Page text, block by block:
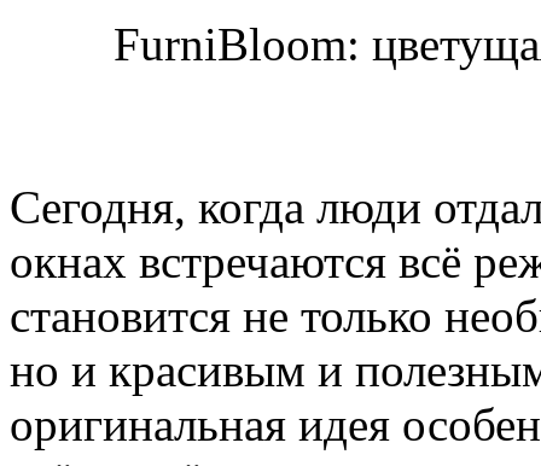
FurniBloom:
Сегодня, когда люди
окнах встречаются всё
становится не только
но и красивым и
оригинальная идея